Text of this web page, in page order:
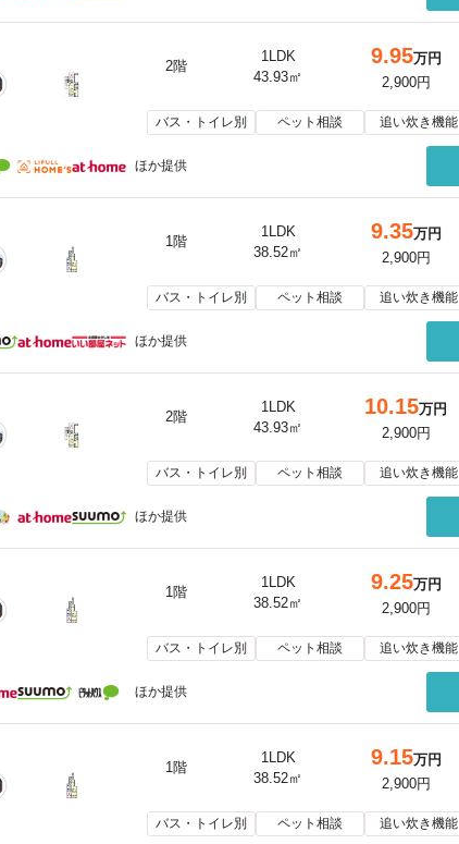
2階
1LDK
43.93㎡
9.95万円
2,900円
バス・トイレ別 ペット相談 追い炊き機能
ほか提供
1階
1LDK
38.52㎡
9.35万円
2,900円
バス・トイレ別 ペット相談 追い炊き機能
ほか提供
2階
1LDK
43.93㎡
10.15万円
2,900円
バス・トイレ別 ペット相談 追い炊き機能
ほか提供
1階
1LDK
38.52㎡
9.25万円
2,900円
バス・トイレ別 ペット相談 追い炊き機能
ほか提供
1階
1LDK
38.52㎡
9.15万円
2,900円
バス・トイレ別 ペット相談 追い炊き機能